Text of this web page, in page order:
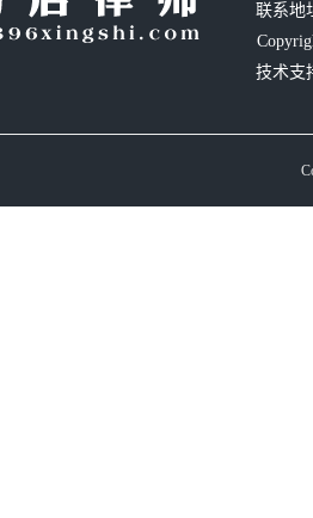
联系地
技术支